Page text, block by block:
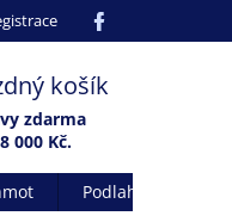
košík
zdarma
000 Kč.
Podlahové